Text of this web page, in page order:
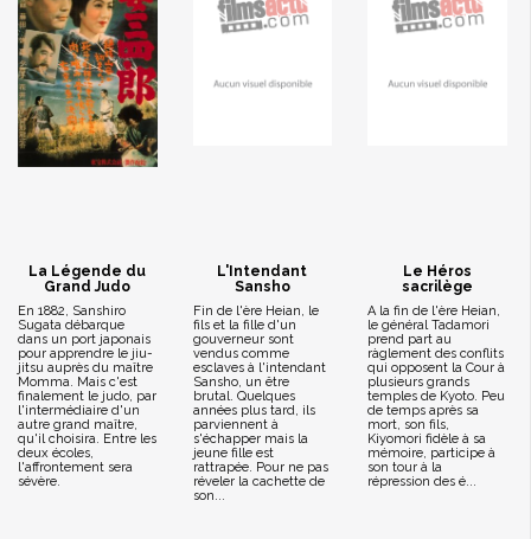
La Légende du
Grand Judo
En 1882, Sanshiro
Sugata débarque
dans un port japonais
pour apprendre le jiu-
jitsu auprès du maître
Momma. Mais c'est
finalement le judo, par
l'intermédiaire d'un
autre grand maître,
qu'il choisira. Entre les
deux écoles,
l'affrontement sera
sévère.
L'Intendant
Sansho
Fin de l'ère Heian, le
fils et la fille d'un
gouverneur sont
vendus comme
esclaves à l'intendant
Sansho, un être
brutal. Quelques
années plus tard, ils
parviennent à
s'échapper mais la
jeune fille est
rattrapée. Pour ne pas
réveler la cachette de
son...
Le Héros
sacrilège
A la fin de l'ère Heian,
le général Tadamori
prend part au
ràglement des conflits
qui opposent la Cour à
plusieurs grands
temples de Kyoto. Peu
de temps après sa
mort, son fils,
Kiyomori fidèle à sa
mémoire, participe à
son tour à la
répression des é...